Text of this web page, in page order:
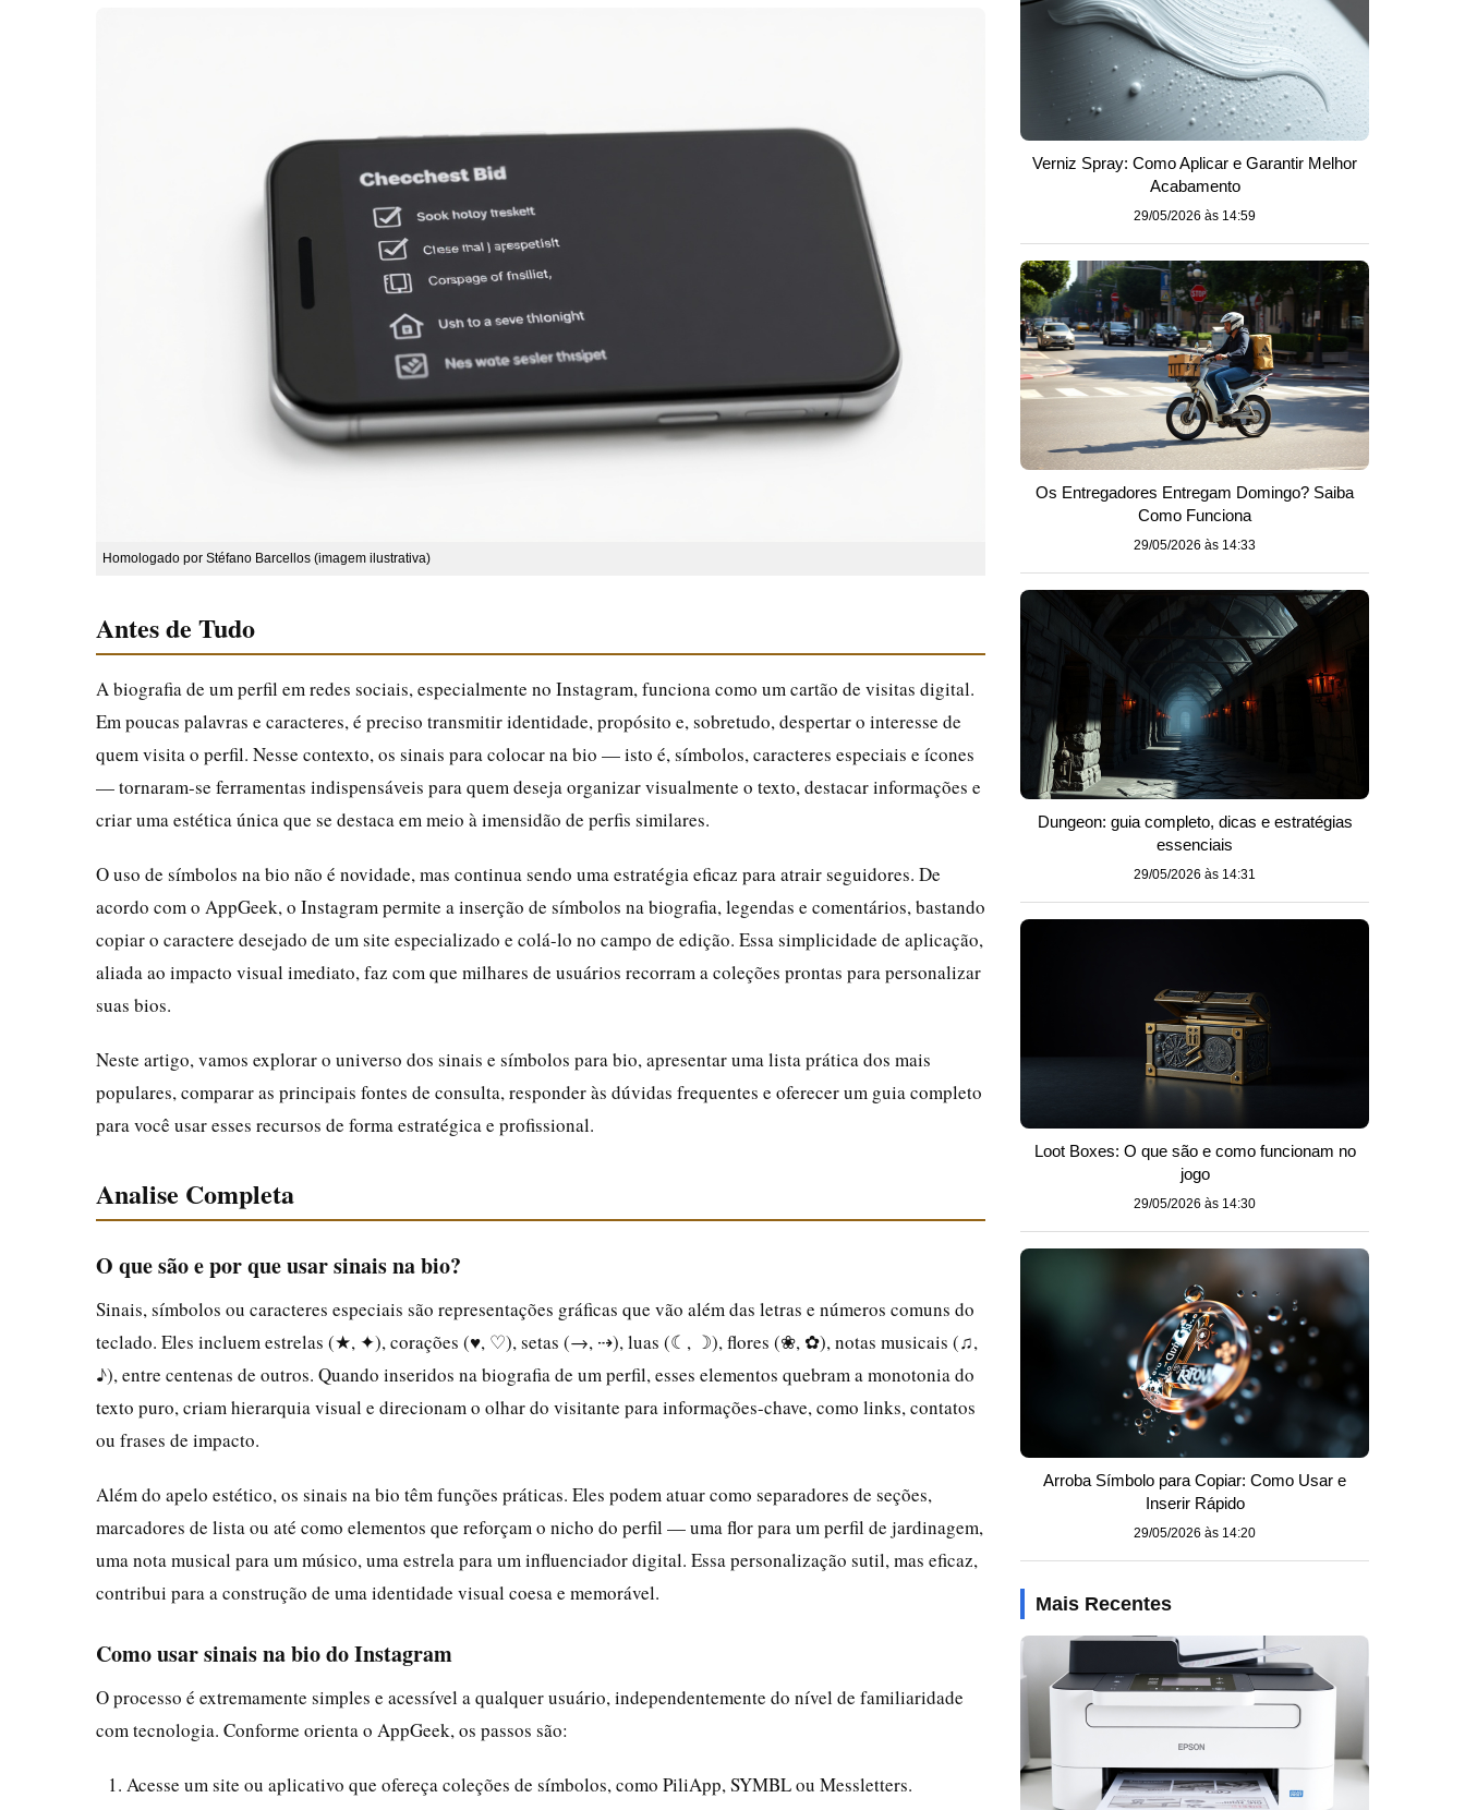
Homologado por Stéfano Barcellos (imagem ilustrativa)
Antes de Tudo
A biografia de um perfil em redes sociais, especialmente no Instagram, funciona como um cartão de visitas digital.
Em poucas palavras e caracteres, é preciso transmitir identidade, propósito e, sobretudo, despertar o interesse de
quem visita o perfil. Nesse contexto, os sinais para colocar na bio — isto é, símbolos, caracteres especiais e ícones
— tornaram-se ferramentas indispensáveis para quem deseja organizar visualmente o texto, destacar informações e
criar uma estética única que se destaca em meio à imensidão de perfis similares.
O uso de símbolos na bio não é novidade, mas continua sendo uma estratégia eficaz para atrair seguidores. De
acordo com o AppGeek, o Instagram permite a inserção de símbolos na biografia, legendas e comentários, bastando
copiar o caractere desejado de um site especializado e colá-lo no campo de edição. Essa simplicidade de aplicação,
aliada ao impacto visual imediato, faz com que milhares de usuários recorram a coleções prontas para personalizar
suas bios.
Neste artigo, vamos explorar o universo dos sinais e símbolos para bio, apresentar uma lista prática dos mais
populares, comparar as principais fontes de consulta, responder às dúvidas frequentes e oferecer um guia completo
para você usar esses recursos de forma estratégica e profissional.
Analise Completa
O que são e por que usar sinais na bio?
Sinais, símbolos ou caracteres especiais são representações gráficas que vão além das letras e números comuns do
teclado. Eles incluem estrelas (★, ✦), corações (♥, ♡), setas (→, ⇢), luas (☾, ☽), flores (❀, ✿), notas musicais (♫,
♪), entre centenas de outros. Quando inseridos na biografia de um perfil, esses elementos quebram a monotonia do
texto puro, criam hierarquia visual e direcionam o olhar do visitante para informações-chave, como links, contatos
ou frases de impacto.
Além do apelo estético, os sinais na bio têm funções práticas. Eles podem atuar como separadores de seções,
marcadores de lista ou até como elementos que reforçam o nicho do perfil — uma flor para um perfil de jardinagem,
uma nota musical para um músico, uma estrela para um influenciador digital. Essa personalização sutil, mas eficaz,
contribui para a construção de uma identidade visual coesa e memorável.
Como usar sinais na bio do Instagram
O processo é extremamente simples e acessível a qualquer usuário, independentemente do nível de familiaridade
com tecnologia. Conforme orienta o AppGeek, os passos são:
Acesse um site ou aplicativo que ofereça coleções de símbolos, como PiliApp, SYMBL ou Messletters.
Verniz Spray: Como Aplicar e Garantir Melhor
Acabamento
29/05/2026 às 14:59
Os Entregadores Entregam Domingo? Saiba
Como Funciona
29/05/2026 às 14:33
Dungeon: guia completo, dicas e estratégias
essenciais
29/05/2026 às 14:31
Loot Boxes: O que são e como funcionam no
jogo
29/05/2026 às 14:30
Arroba Símbolo para Copiar: Como Usar e
Inserir Rápido
29/05/2026 às 14:20
Mais Recentes